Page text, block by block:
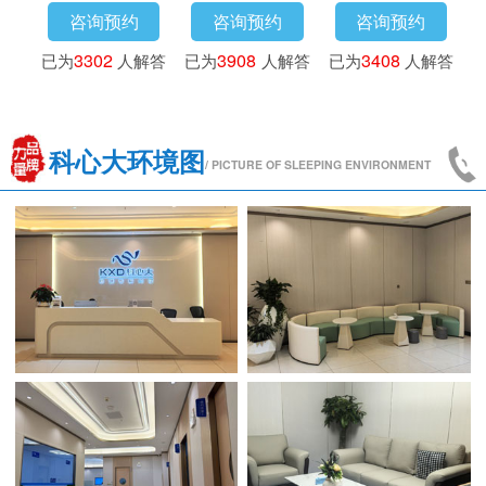
咨询预约
3016人解答
咨询预约
已为3302人解答
咨询预约
已为3908人解答
科心大环境图/ PICTURE OF SLEEPING ENVIRONMENT